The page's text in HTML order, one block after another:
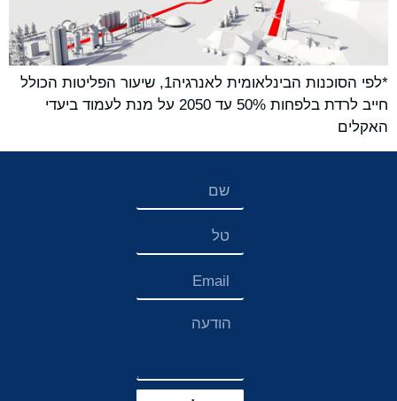
*לפי הסוכנות הבינלאומית לאנרגיה1, שיעור הפליטות הכולל
חייב לרדת בלפחות 50% עד 2050 על מנת לעמוד ביעדי
האקלים